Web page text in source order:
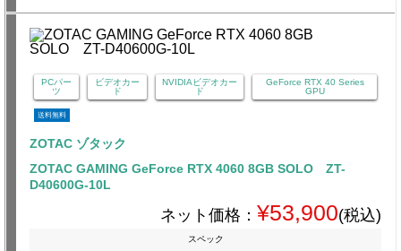
PCパー
ツ
ビデオカー
ド
NVIDIAビデオカー
ド
GeForce RTX 40 Series
GPU
送料無料
ZOTAC ゾタック
ZOTAC GAMING GeForce RTX 4060 8GB SOLO ZT-
D40600G-10L
ネット価格： ¥53,900(税込)
スペック